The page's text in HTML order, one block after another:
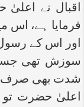
اقبال نے
فرمایا ہے، اس
اور اس کے
سوزش تھی
شدت بھی صرف
اعلیٰ حضرت تو